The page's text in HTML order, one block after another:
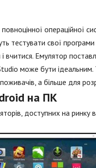
операційної
тестувати свої
вчитися. Емулятор
може бути
а більше для
на ПК
доступних на ринку